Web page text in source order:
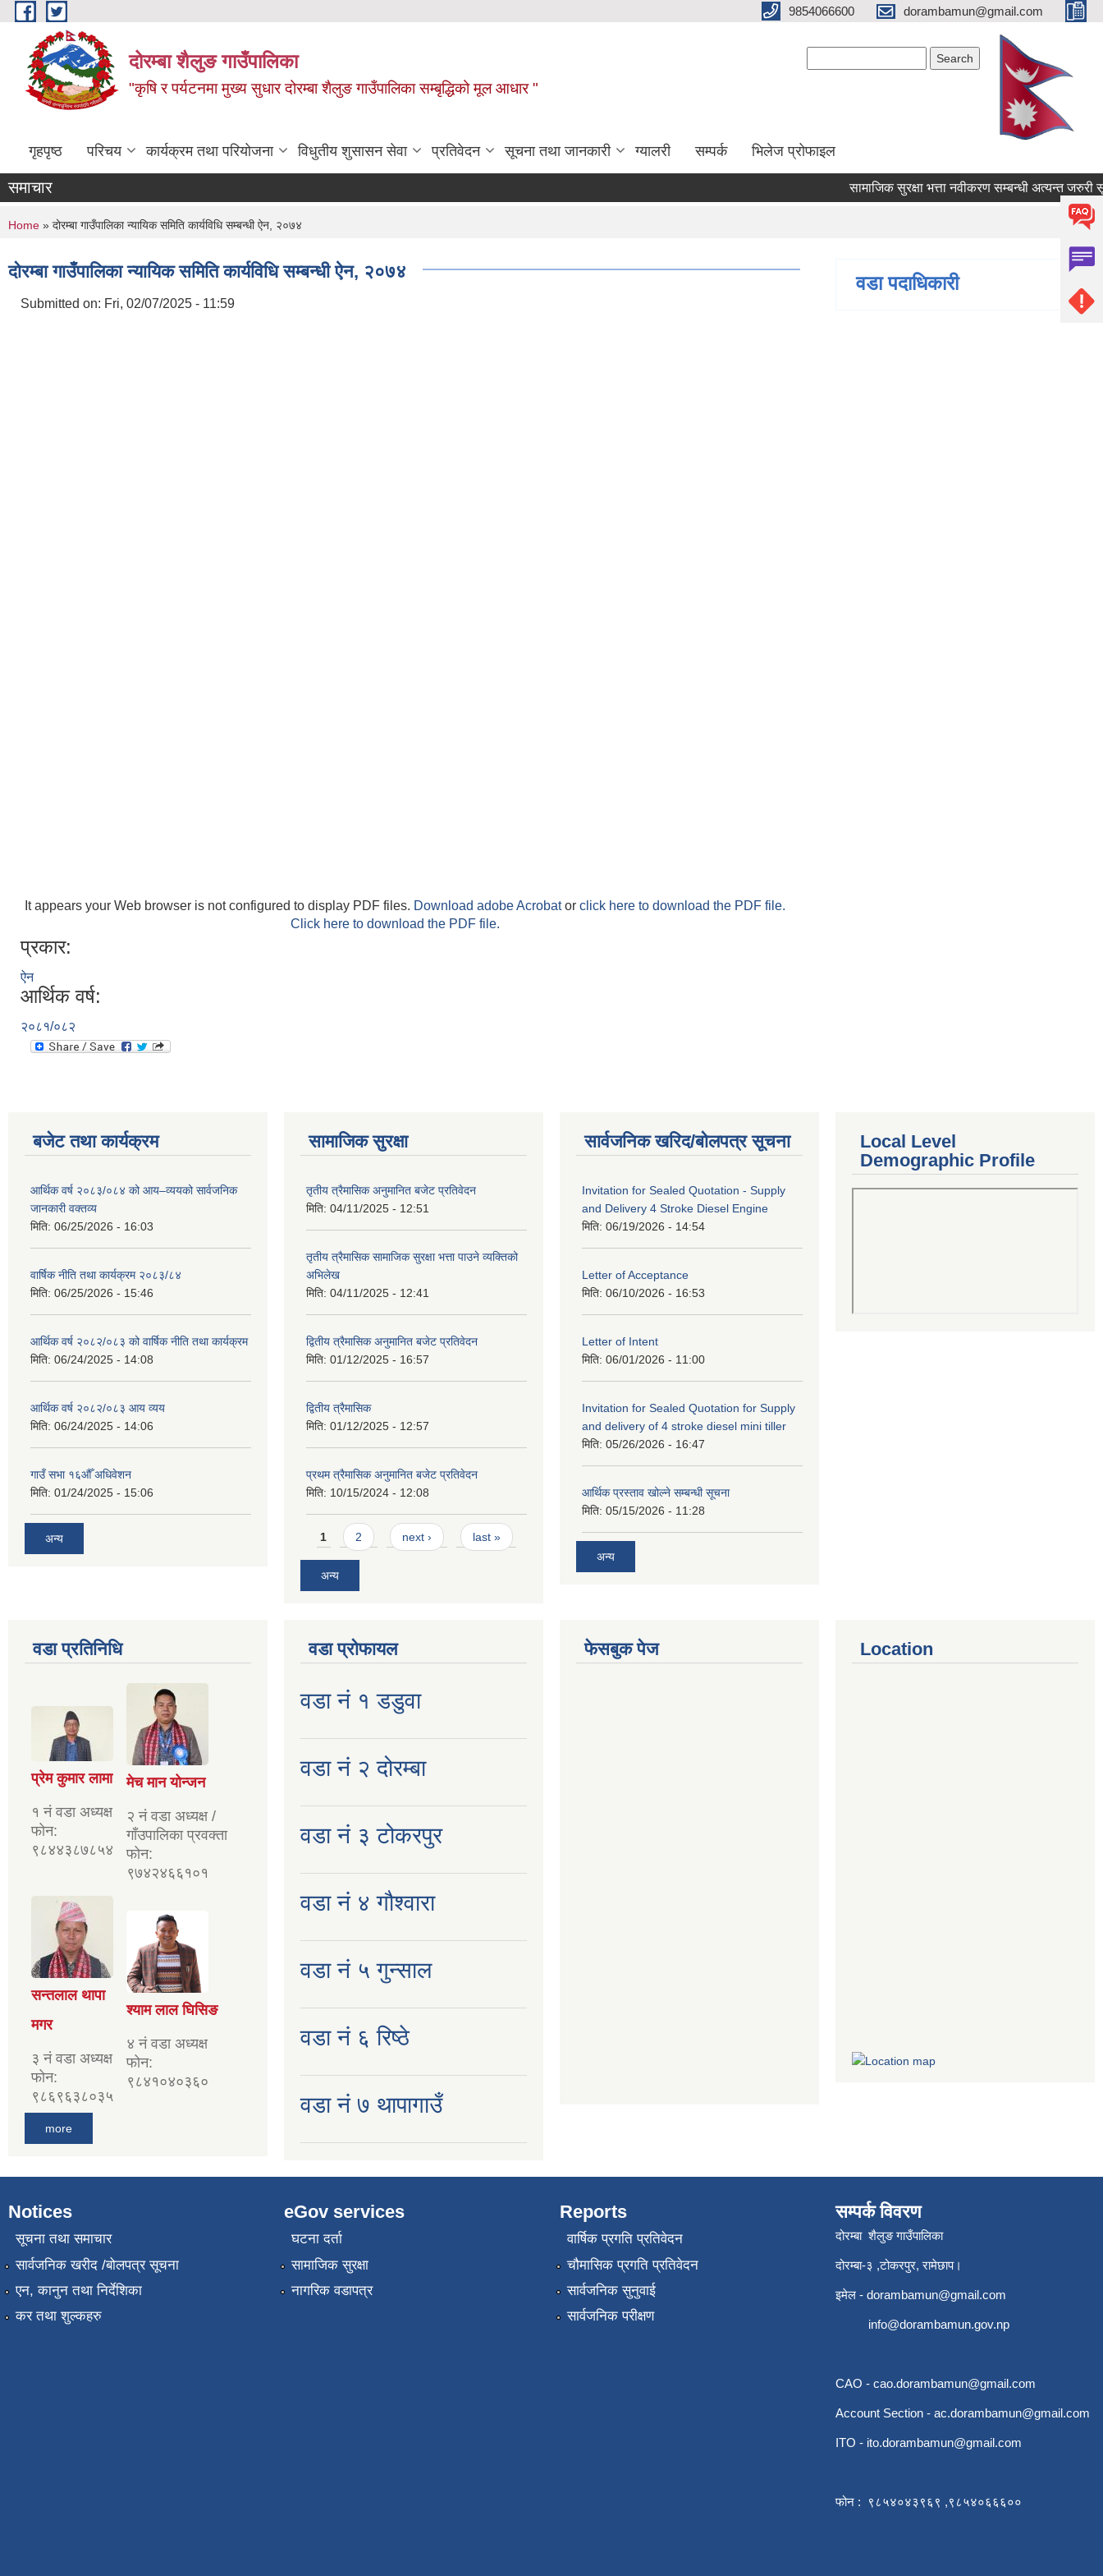
Skip to main content 9854066600 dorambamun@gmail.com
दोरम्बा शैलुङ गाउँपालिका
"कृषि र पर्यटनमा मुख्य सुधार दोरम्बा शैलुङ गाउँपालिका सम्बृद्धिको मूल आधार "
गृहपृष्ठ परिचय कार्यक्रम तथा परियोजना विधुतीय शुसासन सेवा प्रतिवेदन सूचना तथा जानकारी ग्यालरी सम्पर्क भिलेज प्रोफाइल
समाचार सामाजिक सुरक्षा भत्ता नवीकरण सम्बन्धी अत्यन्त जरुरी
You are here
Home » दोरम्बा गाउँपालिका न्यायिक समिति कार्यविधि सम्बन्धी ऐन, २०७४
दोरम्बा गाउँपालिका न्यायिक समिति कार्यविधि सम्बन्धी ऐन, २०७४
Submitted on: Fri, 02/07/2025 - 11:59
It appears your Web browser is not configured to display PDF files. Download adobe Acrobator click here to download the PDF file.
Click here to download the PDF file.
प्रकार:
ऐन
आर्थिक वर्ष:
२०८१/०८२
वडा पदाधिकारी
बजेट तथा कार्यक्रम
आर्थिक वर्ष २०८३/०८४ को आय–व्ययको सार्वजनिक
जानकारी वक्तव्य
मिति: 06/25/2026 - 16:03
वार्षिक नीति तथा कार्यक्रम २०८३/८४
मिति: 06/25/2026 - 15:46
आर्थिक वर्ष २०८२/०८३ को वार्षिक नीति तथा कार्यक्रम
मिति: 06/24/2025 - 14:08
आर्थिक वर्ष २०८२/०८३ आय व्यय
मिति: 06/24/2025 - 14:06
गाउँ सभा १६औँ अधिवेशन
मिति: 01/24/2025 - 15:06
अन्य
सामाजिक सुरक्षा
तृतीय त्रैमासिक अनुमानित बजेट प्रतिवेदन
मिति: 04/11/2025 - 12:51
तृतीय त्रैमासिक सामाजिक सुरक्षा भत्ता पाउने व्यक्तिको
अभिलेख
मिति: 04/11/2025 - 12:41
द्वितीय त्रैमासिक अनुमानित बजेट प्रतिवेदन
मिति: 01/12/2025 - 16:57
द्वितीय त्रैमासिक
मिति: 01/12/2025 - 12:57
प्रथम त्रैमासिक अनुमानित बजेट प्रतिवेदन
मिति: 10/15/2024 - 12:08
Pages
1 2 next › last »
अन्य
सार्वजनिक खरिद/बोलपत्र सूचना
Invitation for Sealed Quotation - Supply
and Delivery 4 Stroke Diesel Engine
मिति: 06/19/2026 - 14:54
Letter of Acceptance
मिति: 06/10/2026 - 16:53
Letter of Intent
मिति: 06/01/2026 - 11:00
Invitation for Sealed Quotation for Supply
and delivery of 4 stroke diesel mini tiller
मिति: 05/26/2026 - 16:47
आर्थिक प्रस्ताव खोल्ने सम्बन्धी सूचना
मिति: 05/15/2026 - 11:28
अन्य
Local Level
Demographic Profile
वडा प्रतिनिधि
प्रेम कुमार लामा
१ नं वडा अध्यक्ष
फोन:
९८४४३८७८५४
मेच मान योन्जन
२ नं वडा अध्यक्ष /
गाँउपालिका प्रवक्ता
फोन:
९७४२४६६१०१
सन्तलाल थापा
मगर
३ नं वडा अध्यक्ष
फोन:
९८६९६३८०३५
श्याम लाल घिसिङ
४ नं वडा अध्यक्ष
फोन:
९८४१०४०३६०
more
वडा प्रोफायल
वडा नं १ डडुवा
वडा नं २ दोरम्बा
वडा नं ३ टोकरपुर
वडा नं ४ गौश्वारा
वडा नं ५ गुन्साल
वडा नं ६ रिष्ठे
वडा नं ७ थापागाउँ
फेसबुक पेज Location
Notices
सूचना तथा समाचार
सार्वजनिक खरीद /बोलपत्र सूचना
एन, कानुन तथा निर्देशिका
कर तथा शुल्कहरु
eGov services
घटना दर्ता
सामाजिक सुरक्षा
नागरिक वडापत्र
Reports
वार्षिक प्रगति प्रतिवेदन
चौमासिक प्रगति प्रतिवेदन
सार्वजनिक सुनुवाई
सार्वजनिक परीक्षण
सम्पर्क विवरण
दोरम्बा शैलुङ गाउँपालिका
दोरम्बा-३ ,टोकरपुर, रामेछाप।
इमेल - dorambamun@gmail.com
info@dorambamun.gov.np
CAO - cao.dorambamun@gmail.com
Account Section - ac.dorambamun@gmail.com
ITO - ito.dorambamun@gmail.com
फोन : ९८५४०४३९६९ ,९८५४०६६६००